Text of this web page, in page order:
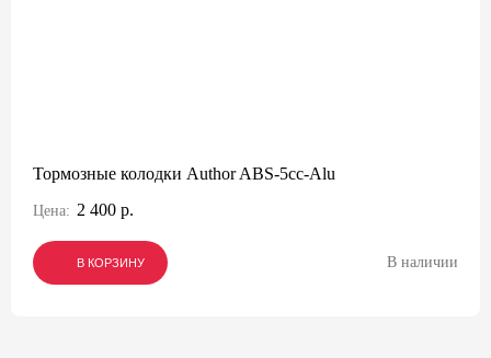
Тормозные колодки Author ABS-5cc-Alu
Цена: 2 400 р.
В КОРЗИНУ
В КОРЗИНУ
В КОРЗИНУ В наличии